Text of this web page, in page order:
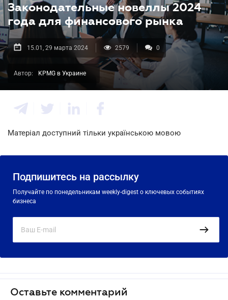
Законодательные новеллы 2024
года для финансового рынка
15.01, 29 марта 2024 2579 0
Автор: KPMG в Украине
Матеріал доступний тільки українською мовою
Подпишитесь на рассылку
Получайте по понедельникам weekly-digest о ключевых событиях
бизнеса
Оставьте комментарий